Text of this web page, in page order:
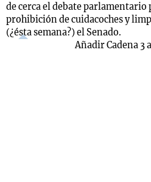
de cerca el debate
prohibición de cuidacoches y
(¿ésta semana?) el Senado.
Añadir Cadena 3 a